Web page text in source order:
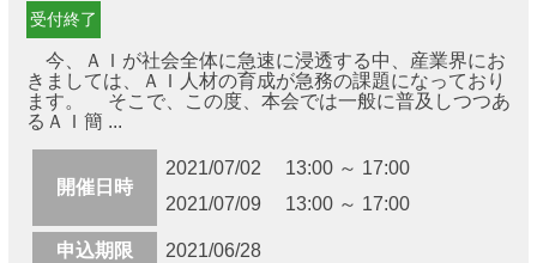
受付終了
今、ＡＩが社会全体に急速に浸透する中、産業界にお
きましては、ＡＩ人材の育成が急務の課題になっており
ます。 そこで、この度、本会では一般に普及しつつあ
るＡＩ簡 ...
開催日時
2021/07/02 13:00 ～ 17:00
2021/07/09 13:00 ～ 17:00
申込期限 2021/06/28